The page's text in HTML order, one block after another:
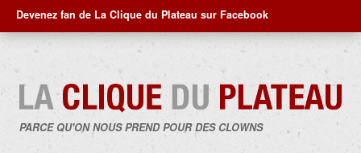
Devenez fan de La Clique du Plateau sur Facebook
PARCE QU'ON NOUS PREND POUR DES CLOWNS